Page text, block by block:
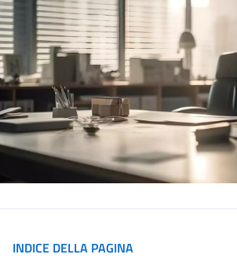
INDICE DELLA PAGINA